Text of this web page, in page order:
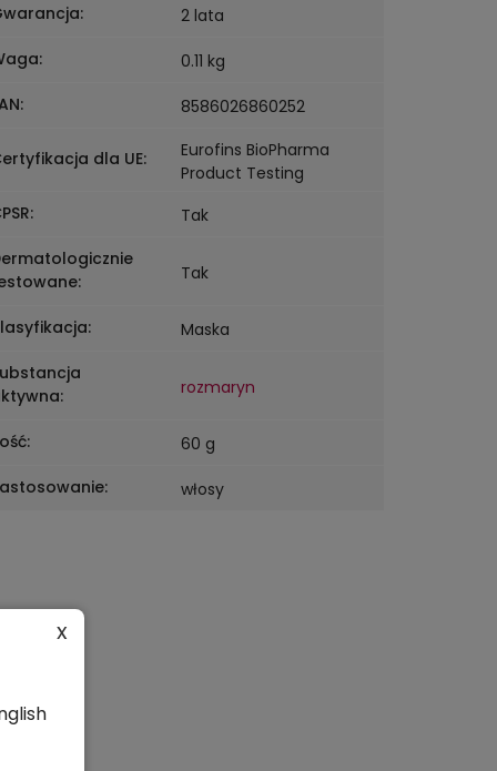
:
2 lata
:
0.11 kg
: 8586026860252
dla UE:
Eurofins BioPharma
Product Testing
:
Tak
: Tak
:
Maska
: rozmaryn
:
60 g
: włosy
x